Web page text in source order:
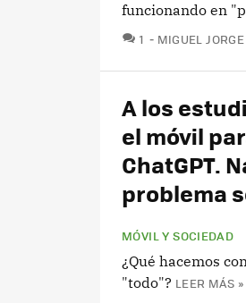
funcionando en
1 COMENTARIOS
MIGUEL JORGE
A los
el móvil
ChatGPT.
problema
MÓVIL Y SOCIEDAD
¿Qué hacemos
"todo"? LEER MÁS »